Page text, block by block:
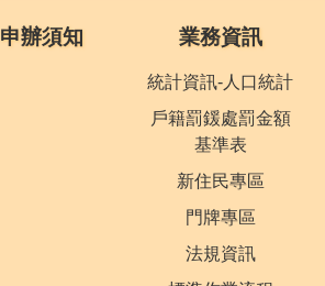
申辦須知 業務資訊
統計資訊-人口統計
戶籍罰鍰處罰金額
基準表
新住民專區
門牌專區
法規資訊